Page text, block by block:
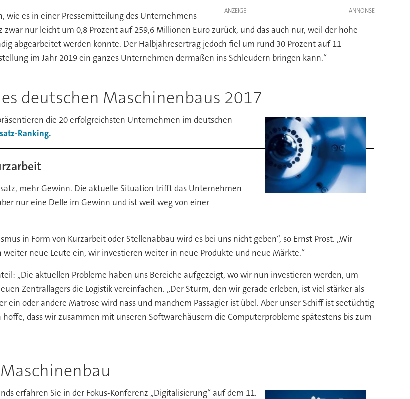
ANZEIGE
wie es in einer Pressemitteilung des Unternehmens
nur leicht um 0,8 Prozent auf 259,6 Millionen Euro zurück, und das auch nur, weil der hohe
abgearbeitet werden konnte. Der Halbjahresertrag jedoch fiel um rund 30 Prozent auf 11
im Jahr 2019 ein ganzes Unternehmen dermaßen ins Schleudern bringen kann.“
deutschen Maschinenbaus 2017
die 20 erfolgreichsten Unternehmen im deutschen
Ranking.
mehr Gewinn. Die aktuelle Situation trifft das Unternehmen
nur eine Delle im Gewinn und ist weit weg von einer
in Form von Kurzarbeit oder Stellenabbau wird es bei uns nicht geben“, so Ernst Prost. „Wir
neue Leute ein, wir investieren weiter in neue Produkte und neue Märkte.“
„Die aktuellen Probleme haben uns Bereiche aufgezeigt, wo wir nun investieren werden, um
Zentrallagers die Logistik vereinfachen. „Der Sturm, den wir gerade erleben, ist viel stärker als
ein oder andere Matrose wird nass und manchem Passagier ist übel. Aber unser Schiff ist seetüchtig
dass wir zusammen mit unseren Softwarehäusern die Computerprobleme spätestens bis zum
erfahren Sie in der Fokus-Konferenz „Digitalisierung“ auf dem 11.